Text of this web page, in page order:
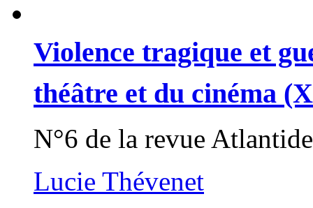
Violence tragique et
théâtre et du cinéma
N°6 de la revue Atlantide
Lucie Thévenet